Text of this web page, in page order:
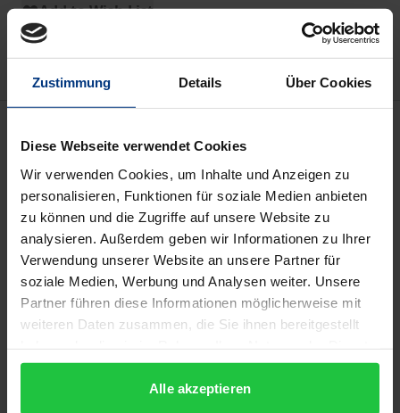
Zustimmung Details Über Cookies
Diese Webseite verwendet Cookies
Wir verwenden Cookies, um Inhalte und Anzeigen zu
personalisieren, Funktionen für soziale Medien anbieten
zu können und die Zugriffe auf unsere Website zu
analysieren. Außerdem geben wir Informationen zu Ihrer
Verwendung unserer Website an unsere Partner für
soziale Medien, Werbung und Analysen weiter. Unsere
Partner führen diese Informationen möglicherweise mit
weiteren Daten zusammen, die Sie ihnen bereitgestellt
gesammelt haben.
Alle akzeptieren
Add to Wish List
Delivery cost notice
1997 beschloß die Bundesrepublik Deutschland die
Fortführung ihrer Beihilfen für den heimischen
Steinkohlenbergbau bis 2005. Solche Beihilfen
werden seit 1965 ausschließlich nach den Regeln der
Europäischen Gemeinschaft für Kohle und Stahl
(Montanunion) von Brüssel genehmigt, die aber nur
noch bis zum Jahr 2002 besteht.
Genehmigungen für Steinkohlenbeihilfen und dem